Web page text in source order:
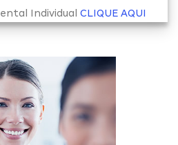
Individual CLIQUE AQUI